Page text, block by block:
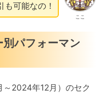
ここ
も可能なの！
別パフォーマン
～2024年12月）のセク